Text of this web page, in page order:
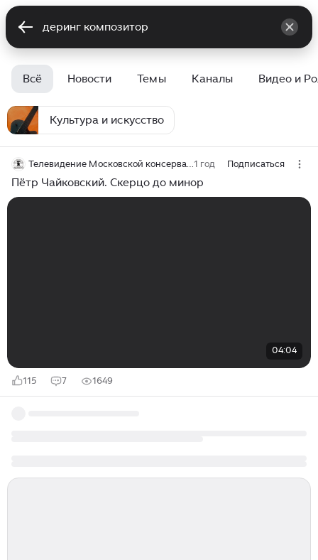
Всё Новости Темы Каналы Видео и
Культура и искусство
Телевидение Московской консерватории1 год Подписаться
Пётр Чайковский. Скерцо до минор
04:04
115 7 1649